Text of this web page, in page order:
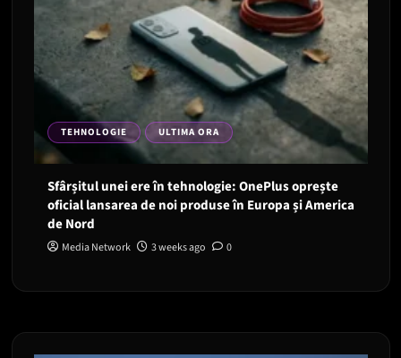
TEHNOLOGIE ULTIMA ORA
Sfârșitul unei ere în tehnologie: OnePlus oprește
oficial lansarea de noi produse în Europa și America
de Nord
Media Network 3 weeks ago 0